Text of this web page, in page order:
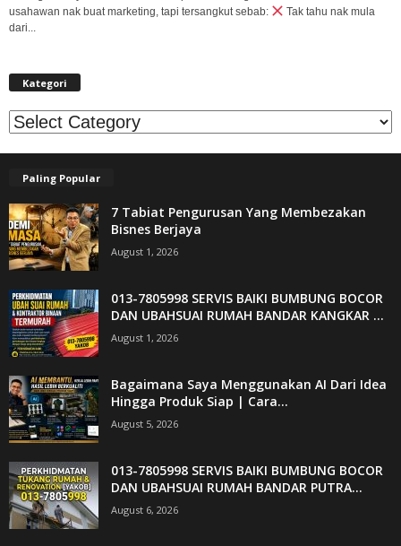
usahawan nak buat marketing, tapi tersangkut sebab:
Tak tahu nak mula
dari...
Kategori
Kategori
Paling Popular
7 Tabiat Pengurusan Yang Membezakan
Bisnes Berjaya
August 1, 2026
013-7805998 SERVIS BAIKI BUMBUNG BOCOR
DAN UBAHSUAI RUMAH BANDAR KANGKAR ...
August 1, 2026
Bagaimana Saya Menggunakan AI Dari Idea
Hingga Produk Siap | Cara...
August 5, 2026
013-7805998 SERVIS BAIKI BUMBUNG BOCOR
DAN UBAHSUAI RUMAH BANDAR PUTRA...
August 6, 2026